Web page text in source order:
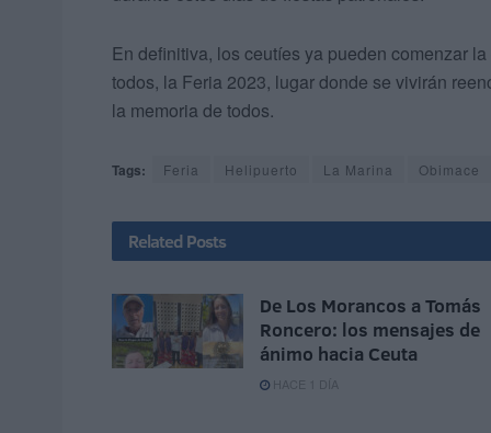
En definitiva, los ceutíes ya pueden comenzar
todos, la Feria 2023, lugar donde se vivirán
la memoria de todos.
Tags: Feria Helipuerto La Marina Obimace
Related Posts
De Los Morancos a Tomás
Roncero: los mensajes de
ánimo hacia Ceuta
HACE 1 DÍA